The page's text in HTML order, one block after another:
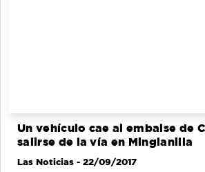
Un vehículo cae al embalse de
salirse de la vía en Minglanilla
Las Noticias - 22/09/2017